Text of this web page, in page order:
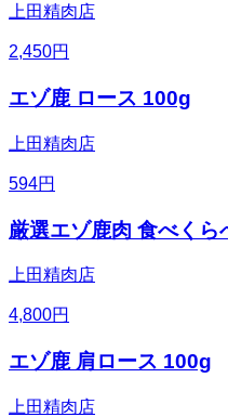
上田精肉店
2,450円
エゾ鹿 ロース 100g
上田精肉店
594円
厳選エゾ鹿肉 食べくら
上田精肉店
4,800円
エゾ鹿 肩ロース 100g
上田精肉店